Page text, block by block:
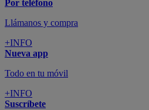
Por teléfono
Llámanos y compra
+INFO
Nueva app
Todo en tu móvil
+INFO
Suscríbete